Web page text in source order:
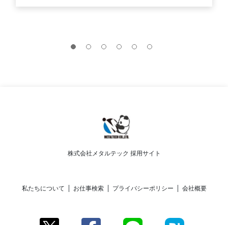
株式会社メタルテック 採用サイト
私たちについて お仕事検索 プライバシーポリシー 会社概要